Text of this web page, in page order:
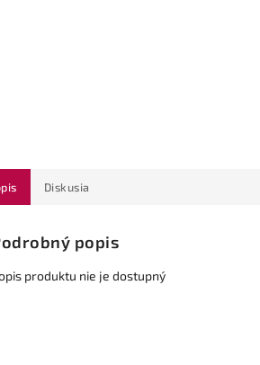
Diskusia
popis
produktu nie je dostupný